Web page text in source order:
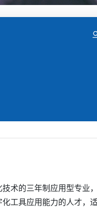
术的三年制应用型专业
工具应用能力的人才，